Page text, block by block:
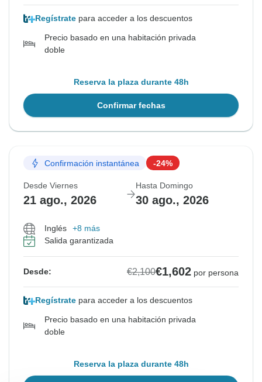
Regístrate para acceder a los descuentos
Precio basado en una habitación privada
doble
Reserva la plaza durante 48h
Confirmar fechas
Confirmación instantánea -24%
Desde Viernes
21 ago., 2026
Hasta Domingo
30 ago., 2026
Inglés
+8 más
Salida garantizada
Desde: €2,100€1,602 por persona
Regístrate para acceder a los descuentos
Precio basado en una habitación privada
doble
Reserva la plaza durante 48h